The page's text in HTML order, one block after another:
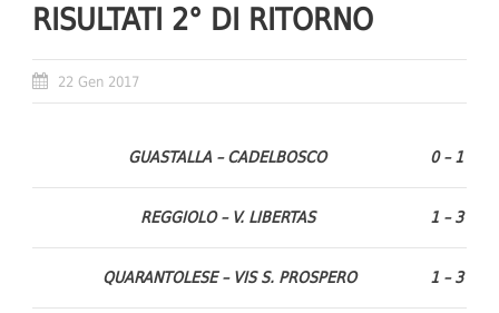
RISULTATI 2° DI RITORNO
22 Gen 2017
GUASTALLA – CADELBOSCO 0 – 1
REGGIOLO – V. LIBERTAS 1 – 3
QUARANTOLESE – VIS S. PROSPERO 1 – 3